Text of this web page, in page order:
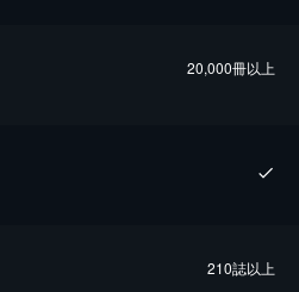
20,000冊以上
210誌以上